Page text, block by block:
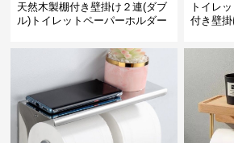
天然木製棚付き壁掛け２連(ダブ
ル)トイレットペーパーホルダー
トイレ
付き壁